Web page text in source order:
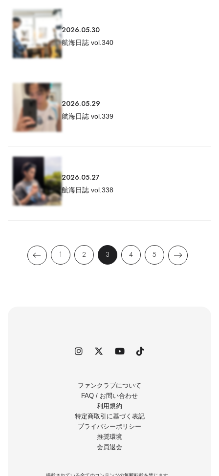
2026.05.30
航海日誌 vol.340
2026.05.29
航海日誌 vol.339
2026.05.27
航海日誌 vol.338
1 2 3 4 5
ファンクラブについて
FAQ / お問い合わせ
利用規約
特定商取引に基づく表記
プライバシーポリシー
推奨環境
会員退会